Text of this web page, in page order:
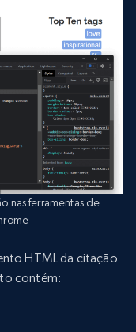
nas ferramentas de
HTML da citação
contém: